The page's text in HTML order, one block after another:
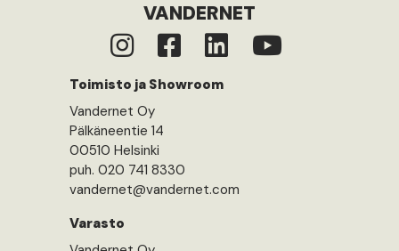
VANDERNET
Toimisto ja Showroom
Vandernet Oy
Pälkäneentie 14
00510 Helsinki
puh. 020 741 8330
vandernet@vandernet.com
Varasto